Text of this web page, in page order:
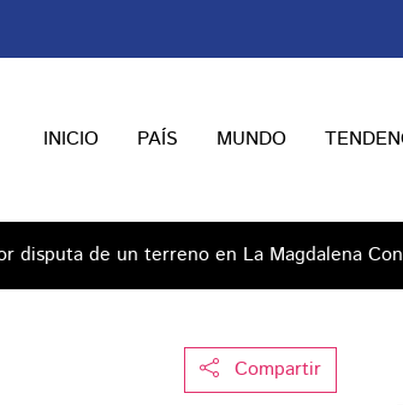
INICIO PAÍS MUNDO
disputa de un terreno en La Magdalena
Compartir